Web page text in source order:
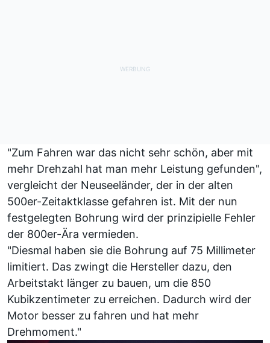
"Zum Fahren war das nicht sehr schön, aber mit
mehr Drehzahl hat man mehr Leistung gefunden",
vergleicht der Neuseeländer, der in der alten
500er-Zeitaktklasse gefahren ist. Mit der nun
festgelegten Bohrung wird der prinzipielle Fehler
der 800er-Ära vermieden.
"Diesmal haben sie die Bohrung auf 75 Millimeter
limitiert. Das zwingt die Hersteller dazu, den
Arbeitstakt länger zu bauen, um die 850
Kubikzentimeter zu erreichen. Dadurch wird der
Motor besser zu fahren und hat mehr
Drehmoment."